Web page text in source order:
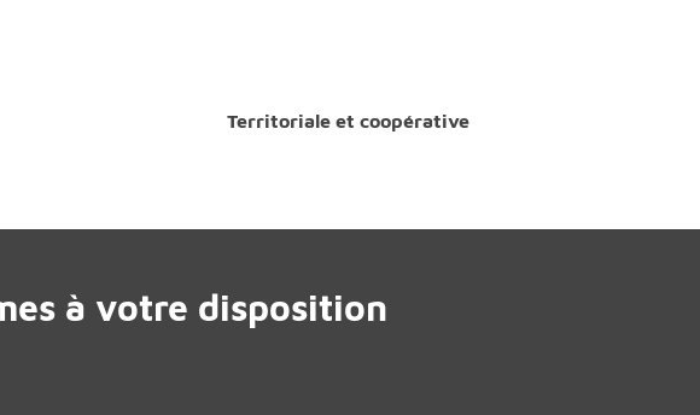
Territoriale et coopérative
à votre disposition